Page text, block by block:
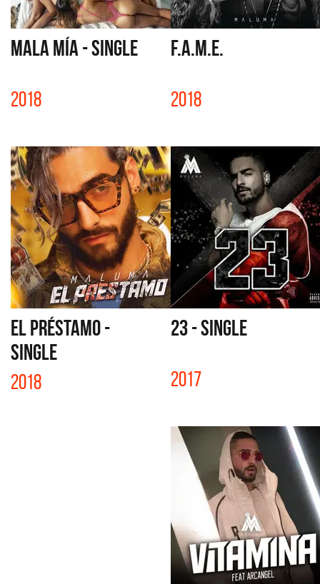
MALA MÍA - SINGLE
2018
F.A.M.E.
2018
EL PRÉSTAMO -
SINGLE
2018
23 - SINGLE
2017